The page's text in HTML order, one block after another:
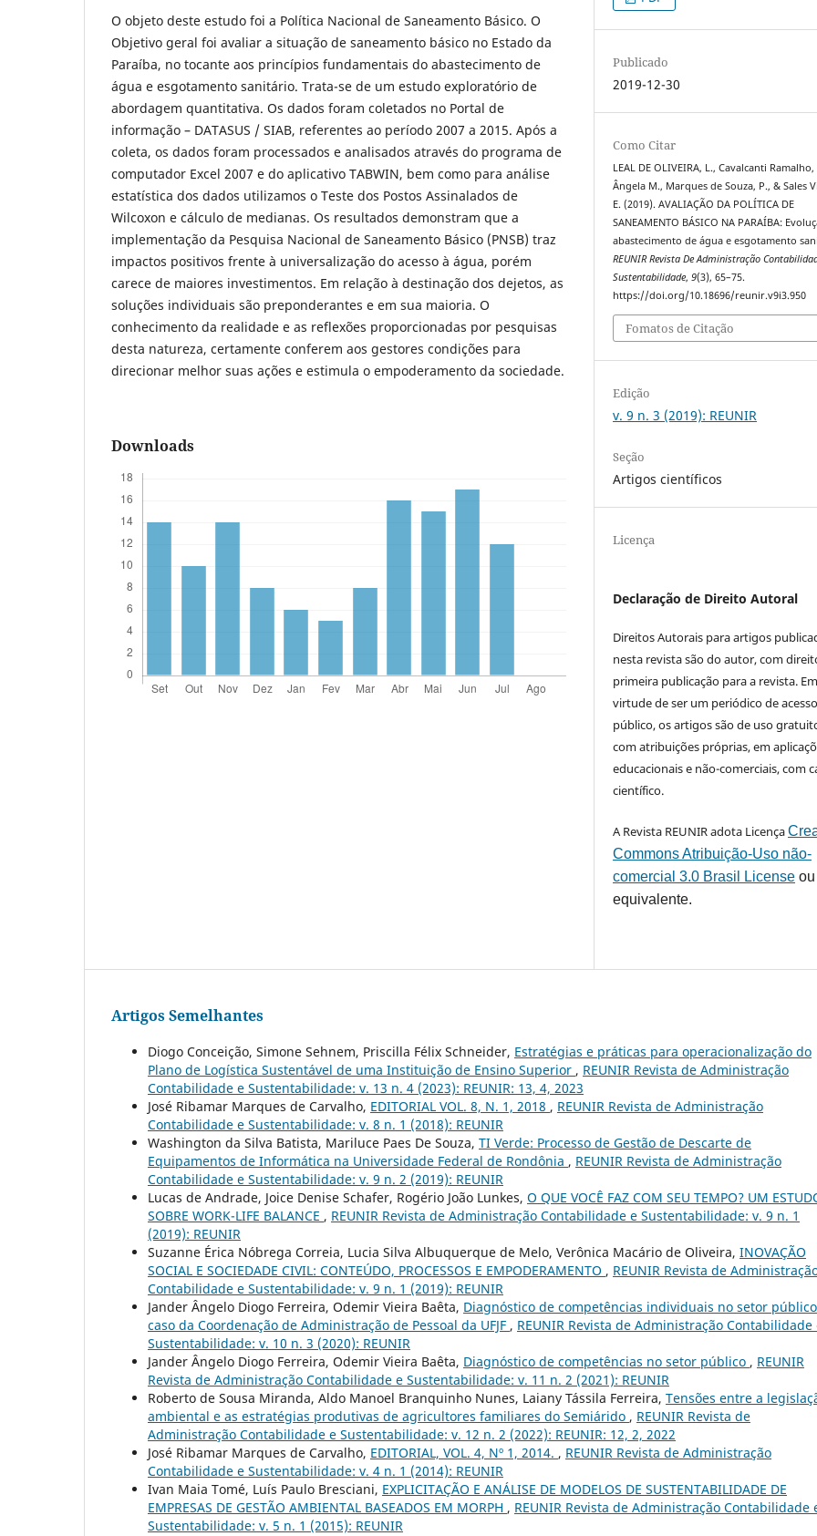
O objeto deste estudo foi a Política Nacional de Saneamento Básico. O
Objetivo geral foi avaliar a situação de saneamento básico no Estado da
Paraíba, no tocante aos princípios fundamentais do abastecimento de
água e esgotamento sanitário. Trata-se de um estudo exploratório de
abordagem quantitativa. Os dados foram coletados no Portal de
informação – DATASUS / SIAB, referentes ao período 2007 a 2015. Após a
coleta, os dados foram processados e analisados através do programa de
computador Excel 2007 e do aplicativo TABWIN, bem como para análise
estatística dos dados utilizamos o Teste dos Postos Assinalados de
Wilcoxon e cálculo de medianas. Os resultados demonstram que a
implementação da Pesquisa Nacional de Saneamento Básico (PNSB) traz
impactos positivos frente à universalização do acesso à água, porém
carece de maiores investimentos. Em relação à destinação dos dejetos, as
soluções individuais são preponderantes e em sua maioria. O
conhecimento da realidade e as reflexões proporcionadas por pesquisas
desta natureza, certamente conferem aos gestores condições para
direcionar melhor suas ações e estimula o empoderamento da sociedade.
Downloads
Publicado
2019-12-30
Como Citar
LEAL DE OLIVEIRA, L., Cavalcanti Ramalho,
Ângela M., Marques de Souza, P., & Sales
E. (2019). AVALIAÇÃO DA POLÍTICA DE
SANEAMENTO BÁSICO NA PARAÍBA:
abastecimento de água e esgotamento
REUNIR Revista De Administração
Sustentabilidade,9(3), 65–75.
https://doi.org/10.18696/reunir.v9i3.950
Fomatos de Citação
Edição
v. 9 n. 3 (2019): REUNIR
Seção
Artigos científicos
Licença
Declaração de Direito Autoral
Direitos Autorais para artigos
nesta revista são do autor, com
primeira publicação para a revista.
virtude de ser um periódico de
público, os artigos são de uso
com atribuições próprias, em
educacionais e não-comerciais, com
científico.
A Revista REUNIR adota Licença
Commons Atribuição-Uso não-
comercial 3.0 Brasil License
equivalente.
Artigos Semelhantes
Diogo Conceição, Simone Sehnem, Priscilla Félix Schneider, Estratégias e práticas para operacionalização do
Plano de Logística Sustentável de uma Instituição de Ensino Superior , REUNIR Revista de Administração
Contabilidade e Sustentabilidade: v. 13 n. 4 (2023): REUNIR: 13, 4, 2023
José Ribamar Marques de Carvalho, EDITORIAL VOL. 8, N. 1, 2018 , REUNIR Revista de Administração
Contabilidade e Sustentabilidade: v. 8 n. 1 (2018): REUNIR
Washington da Silva Batista, Mariluce Paes De Souza, TI Verde: Processo de Gestão de Descarte de
Equipamentos de Informática na Universidade Federal de Rondônia , REUNIR Revista de Administração
Contabilidade e Sustentabilidade: v. 9 n. 2 (2019): REUNIR
Lucas de Andrade, Joice Denise Schafer, Rogério João Lunkes, O QUE VOCÊ FAZ COM SEU TEMPO? UM
SOBRE WORK-LIFE BALANCE , REUNIR Revista de Administração Contabilidade e Sustentabilidade: v. 9 n. 1
(2019): REUNIR
Suzanne Érica Nóbrega Correia, Lucia Silva Albuquerque de Melo, Verônica Macário de Oliveira, INOVAÇÃO
SOCIAL E SOCIEDADE CIVIL: CONTEÚDO, PROCESSOS E EMPODERAMENTO , REUNIR Revista de
Contabilidade e Sustentabilidade: v. 9 n. 1 (2019): REUNIR
Jander Ângelo Diogo Ferreira, Odemir Vieira Baêta, Diagnóstico de competências individuais no setor
caso da Coordenação de Administração de Pessoal da UFJF , REUNIR Revista de Administração Contabilidade
Sustentabilidade: v. 10 n. 3 (2020): REUNIR
Jander Ângelo Diogo Ferreira, Odemir Vieira Baêta, Diagnóstico de competências no setor público , REUNIR
Revista de Administração Contabilidade e Sustentabilidade: v. 11 n. 2 (2021): REUNIR
Roberto de Sousa Miranda, Aldo Manoel Branquinho Nunes, Laiany Tássila Ferreira, Tensões entre a
ambiental e as estratégias produtivas de agricultores familiares do Semiárido , REUNIR Revista de
Administração Contabilidade e Sustentabilidade: v. 12 n. 2 (2022): REUNIR: 12, 2, 2022
José Ribamar Marques de Carvalho, EDITORIAL, VOL. 4, Nº 1, 2014. , REUNIR Revista de Administração
Contabilidade e Sustentabilidade: v. 4 n. 1 (2014): REUNIR
Ivan Maia Tomé, Luís Paulo Bresciani, EXPLICITAÇÃO E ANÁLISE DE MODELOS DE SUSTENTABILIDADE DE
EMPRESAS DE GESTÃO AMBIENTAL BASEADOS EM MORPH , REUNIR Revista de Administração Contabilidade
Sustentabilidade: v. 5 n. 1 (2015): REUNIR